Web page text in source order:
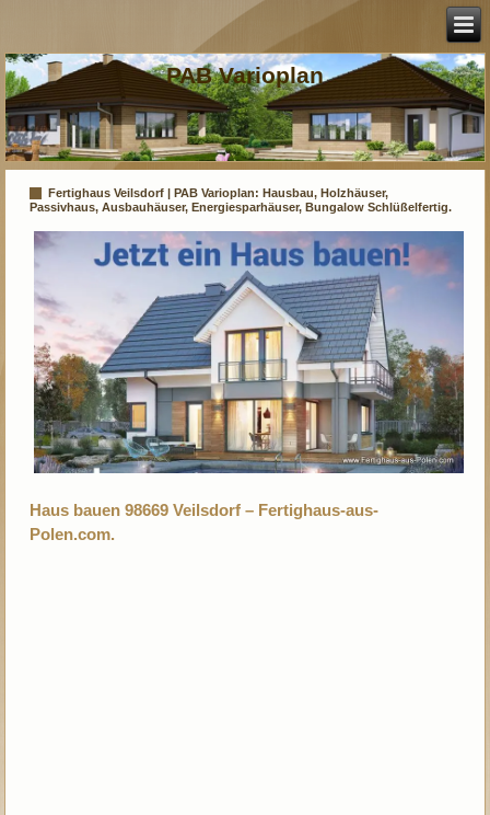
PAB Varioplan
Fertighaus Veilsdorf | PAB Varioplan: Hausbau, Holzhäuser,
Passivhaus, Ausbauhäuser, Energiesparhäuser, Bungalow Schlüßelfertig.
Haus bauen 98669 Veilsdorf – Fertighaus-aus-
Polen.com.